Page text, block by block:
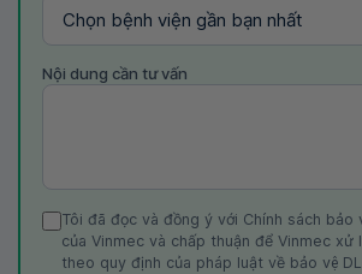
Nội dung cần tư vấn
Tôi đã đọc và đồng ý với Chính sách bảo
của Vinmec và chấp thuận để Vinmec xử
theo quy định của pháp luật về bảo vệ